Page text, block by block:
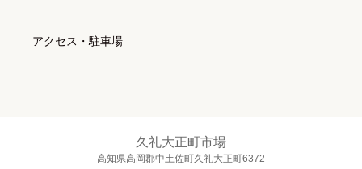
アクセス・駐車場
久礼大正町市場
高知県高岡郡中土佐町久礼大正町6372